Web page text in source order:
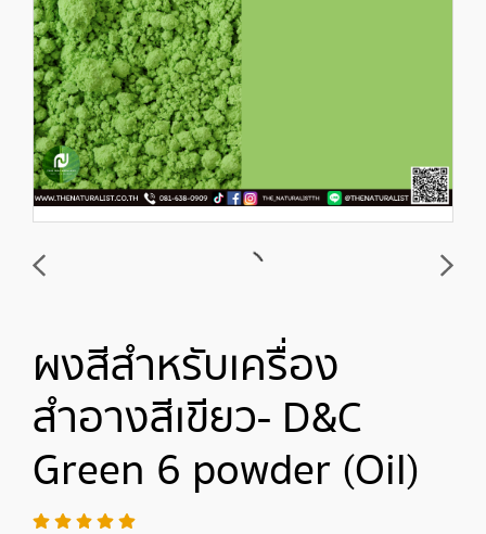
ผงสีสำหรับเครื่อง
สำอางสีเขียว- D&C
Green 6 powder (Oil)